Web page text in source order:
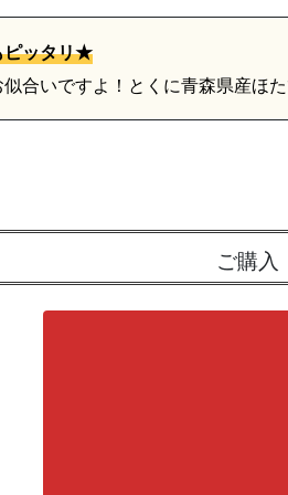
ピッタリ★
合いですよ！とくに青森県産ほ
ご購入